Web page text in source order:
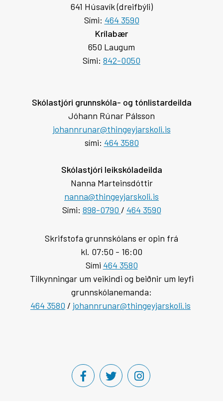
641 Húsavík (dreifbýli)
Sími: 464 3590
Krílabær
650 Laugum
Sími: 842-0050
Skólastjóri grunnskóla- og tónlistardeilda
Jóhann Rúnar Pálsson
johannrunar@thingeyjarskoli.is
sími: 464 3580
Skólastjóri leikskóladeilda
Nanna Marteinsdóttir
nanna@thingeyjarskoli.is
Sími: 898-0790 / 464 3590
Skrifstofa grunnskólans er opin frá
kl. 07:50 - 16:00
Sími 464 3580
Tilkynningar um veikindi og beiðnir um leyfi
grunnskólanemanda:
464 3580 / johannrunar@thingeyjarskoli.is